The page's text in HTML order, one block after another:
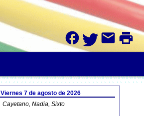
facebook mailprint
Viernes 7 de agosto de 2026
Cayetano, Nadia, Sixto